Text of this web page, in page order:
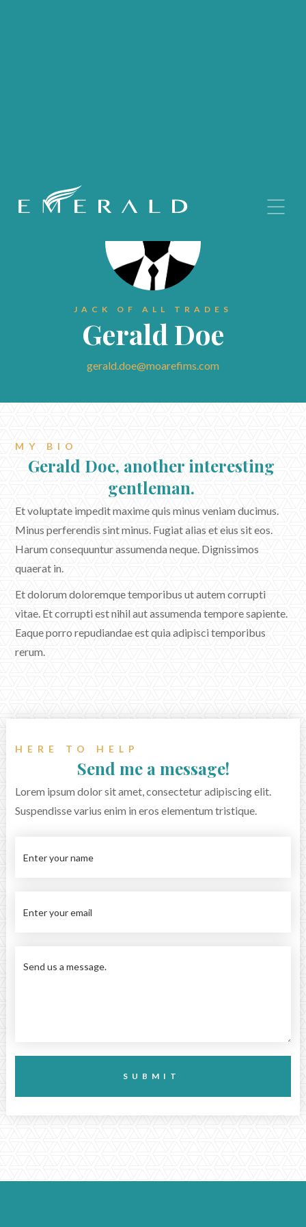
+1 (409) 762 6636
JACK OF ALL TRADES
Gerald Doe
gerald.doe@moarefims.com
MY BIO
Gerald Doe, another interesting
gentleman.
Et voluptate impedit maxime quis minus veniam ducimus.
Minus perferendis sint minus. Fugiat alias et eius sit eos.
Harum consequuntur assumenda neque. Dignissimos
quaerat in.
Et dolorum doloremque temporibus ut autem corrupti
vitae. Et corrupti est nihil aut assumenda tempore sapiente.
Eaque porro repudiandae est quia adipisci temporibus
rerum.
HERE TO HELP
Send me a message!
Lorem ipsum dolor sit amet, consectetur adipiscing elit.
Suspendisse varius enim in eros elementum tristique.